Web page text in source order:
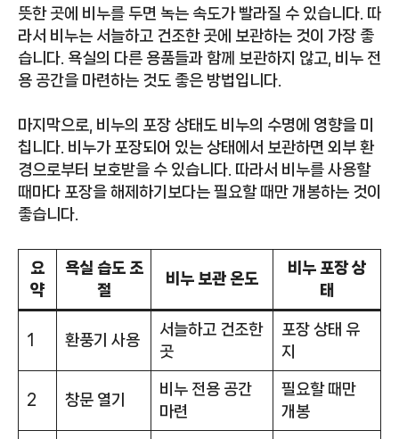
뜻한 곳에 비누를 두면 녹는 속도가 빨라질 수 있습니다. 따
라서 비누는 서늘하고 건조한 곳에 보관하는 것이 가장 좋
습니다. 욕실의 다른 용품들과 함께 보관하지 않고, 비누 전
용 공간을 마련하는 것도 좋은 방법입니다.
마지막으로, 비누의 포장 상태도 비누의 수명에 영향을 미
칩니다. 비누가 포장되어 있는 상태에서 보관하면 외부 환
경으로부터 보호받을 수 있습니다. 따라서 비누를 사용할
때마다 포장을 해제하기보다는 필요할 때만 개봉하는 것이
좋습니다.
요
약
욕실 습도 조
절
비누 보관 온도
비누 포장 상
태
1 환풍기 사용
서늘하고 건조한
곳
포장 상태 유
지
2 창문 열기
비누 전용 공간
마련
필요할 때만
개봉